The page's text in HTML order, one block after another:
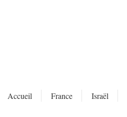
Accueil France Israël